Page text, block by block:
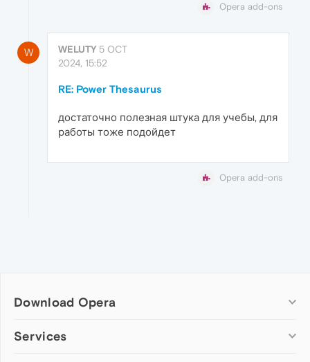
Opera add-ons
W WELUTY 5 OCT
2024, 15:52
RE: Power Thesaurus
достаточно полезная штука для учебы, для
работы тоже подойдет
Opera add-ons
Download Opera
Computer browsers
Services